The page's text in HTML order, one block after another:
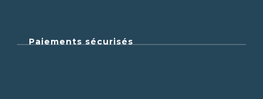
Paiements sécurisés